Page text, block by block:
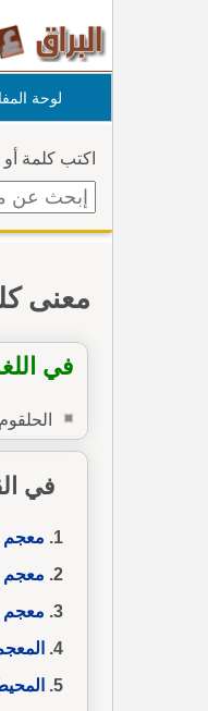
لوحة
اكتب كلمة
معنى
في
الحلقوم
في
معجم
معجم
معجم